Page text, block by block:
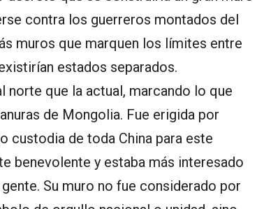
contra los guerreros montados del
muros que marquen los límites entre
estados separados.
norte que la actual, marcando lo que
de Mongolia. Fue erigida por
custodia de toda China para este
benevolente y estaba más interesado
Su muro no fue considerado por